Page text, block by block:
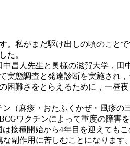
私がまだ駆け出しの頃のこと
た。
昌人先生と奥様の滋賀大学，田
態調査と発達診断を実施され
難さをとらえるために，一昼
（麻疹・おたふくかぜ・風疹の
ワクチンによって重度の障害
接種開始から4年目を迎えても
副作用に苦しむことになります